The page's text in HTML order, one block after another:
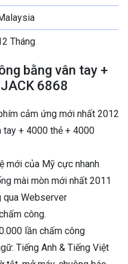
Tháng
bằng vân tay +
6868
cảm ứng mới nhất 2012
tay + 4000 thẻ + 4000
mới của Mỹ cực nhanh
mài mòn mới nhất 2011
qua Webserver
công.
lần chấm công
Tiếng Anh & Tiếng Việt